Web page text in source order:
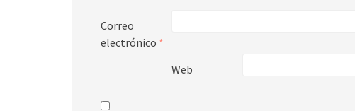
Correo
electrónico *
Web